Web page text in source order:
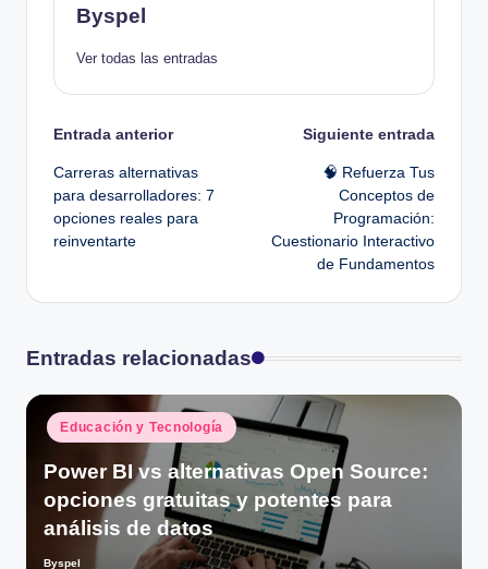
Byspel
Ver todas las entradas
Navegación
de
entradas
Entrada anterior
Carreras alternativas
para desarrolladores: 7
opciones reales para
reinventarte
Siguiente entrada
🧠 Refuerza Tus
Conceptos de
Programación:
Cuestionario Interactivo
de Fundamentos
Entradas relacionadas
Publicado
en
Educación y Tecnología
Power BI vs alternativas Open Source:
opciones gratuitas y potentes para
análisis de datos
Byspel